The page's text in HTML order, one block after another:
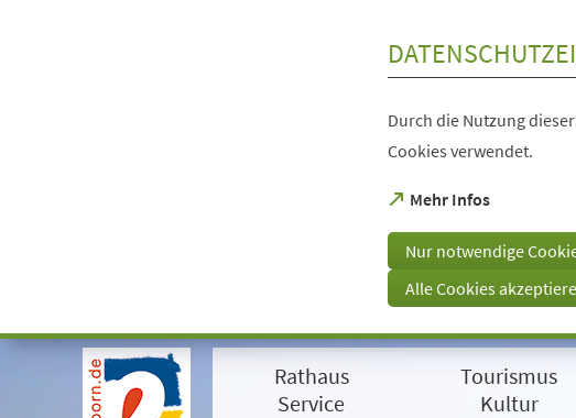
Visuelle
Assistenzsoftware
Durch die Nutzung
Cookies verwendet.
Mehr Infos
(Öffnet
einem
neuen
Tab)
Nur notwendige
Alle Cookies
Rathaus
Service
Tourismus
Kultur